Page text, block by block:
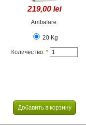
219,00 lei
Ambalare:
20 Kg
Количество: *